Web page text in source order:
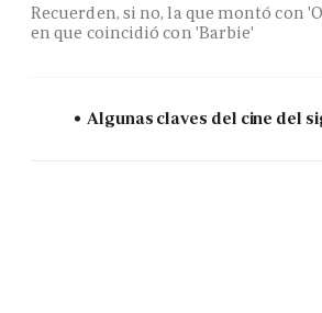
Recuerden, si no, la que montó con
en que coincidió con 'Barbie'
Algunas claves del cine del